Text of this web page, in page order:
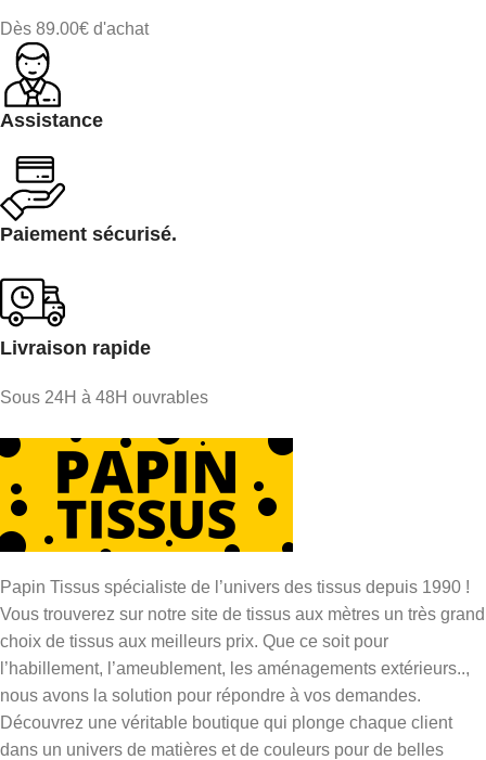
Dès 89.00€ d'achat
Assistance
Paiement sécurisé.
Livraison rapide
Sous 24H à 48H ouvrables
Papin Tissus spécialiste de l’univers des tissus depuis 1990 !
Vous trouverez sur notre site de tissus aux mètres un très grand
choix de tissus aux meilleurs prix. Que ce soit pour
l’habillement, l’ameublement, les aménagements extérieurs..,
nous avons la solution pour répondre à vos demandes.
Découvrez une véritable boutique qui plonge chaque client
dans un univers de matières et de couleurs pour de belles